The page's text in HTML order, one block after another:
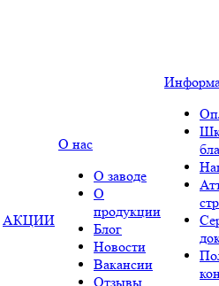
АКЦИИ
О нас
О заводе
О
продукции
Блог
Новости
Вакансии
Отзывы